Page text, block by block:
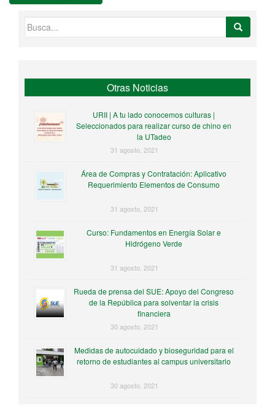
Buscar:
Otras Noticias
URII | A tu lado conocemos culturas |
Seleccionados para realizar curso de chino en
la UTadeo
31 agosto, 2021
Área de Compras y Contratación: Aplicativo
Requerimiento Elementos de Consumo
31 agosto, 2021
Curso: Fundamentos en Energía Solar e
Hidrógeno Verde
31 agosto, 2021
Rueda de prensa del SUE: Apoyo del Congreso
de la República para solventar la crisis
financiera
30 agosto, 2021
Medidas de autocuidado y bioseguridad para el
retorno de estudiantes al campus universitario
30 agosto, 2021